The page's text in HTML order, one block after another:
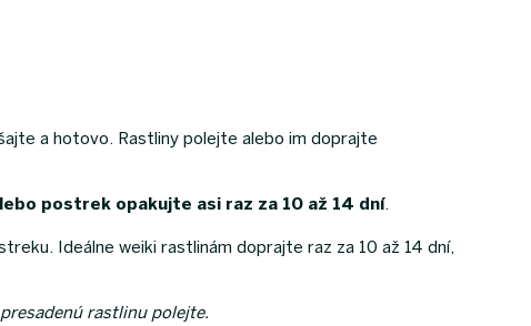
a hotovo. Rastliny polejte alebo im doprajte
postrek opakujte asi raz za 10 až 14 dní.
Ideálne weiki rastlinám doprajte raz za 10 až 14 dní,
rastlinu polejte.